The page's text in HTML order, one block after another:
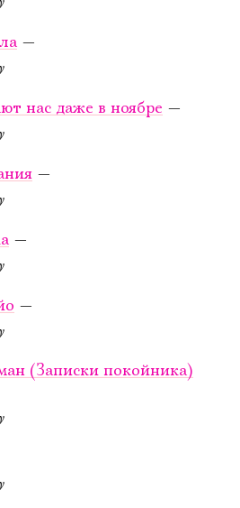
19:00
—
нас да­же в но­яб­ре —
—
—
—
(Записки покойника)